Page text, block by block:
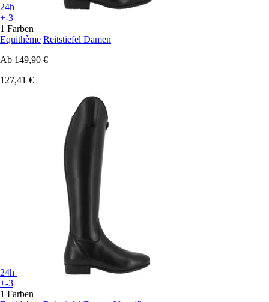
24h
+-3
1 Farben
Equithème Reitstiefel Damen
Ab 149,90 €
127,41 €
24h
+-3
1 Farben